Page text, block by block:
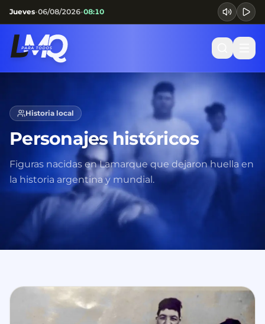
Jueves•06/08/2026•08:10
Historia local
Personajes históricos
Figuras nacidas en Lamarque que dejaron huella en
la historia argentina y mundial.